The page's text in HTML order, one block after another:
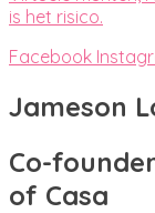
is het risico.
Facebook
Jameson
Co-
of Casa